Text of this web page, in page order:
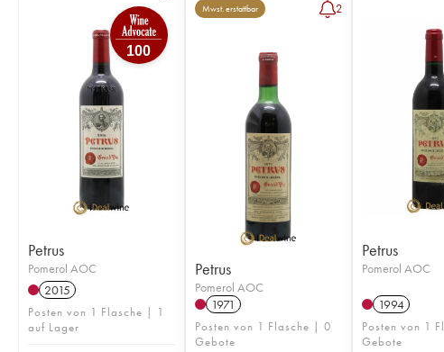
100
Petrus
Pomerol AOC
2015
Posten von 1 Flasche | 1
auf Lager
Mwst. erstattbar 2
Petrus
Pomerol AOC
1971
Posten von 1 Flasche | 0
Gebote
Petrus
Pomerol AOC
1994
Posten von 1
Gebote